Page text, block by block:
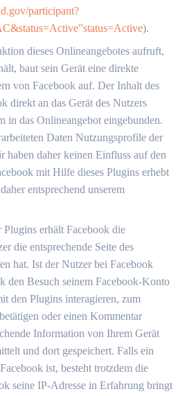
participant?
).
dieses Onlineangebotes aufruft,
baut sein Gerät eine direkte
von Facebook auf. Der Inhalt des
direkt an das Gerät des Nutzers
in das Onlineangebot eingebunden.
Daten Nutzungsprofile der
haben daher keinen Einfluss auf den
mit Hilfe dieses Plugins erhebt
entsprechend unserem
erhält Facebook die
die entsprechende Seite des
hat. Ist der Nutzer bei Facebook
den Besuch seinem Facebook-Konto
den Plugins interagieren, zum
oder einen Kommentar
Information von Ihrem Gerät
und dort gespeichert. Falls ein
ist, besteht trotzdem die
seine IP-Adresse in Erfahrung bringt